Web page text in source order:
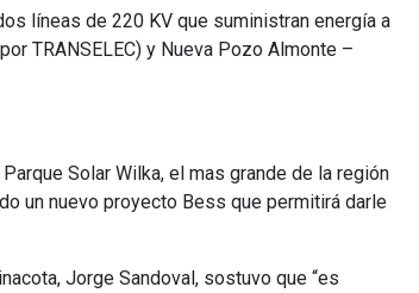
líneas de 220 KV que suministran energía a
TRANSELEC) y Nueva Pozo Almonte –
Solar Wilka, el mas grande de la región
un nuevo proyecto Bess que permitirá darle
Jorge Sandoval, sostuvo que “es